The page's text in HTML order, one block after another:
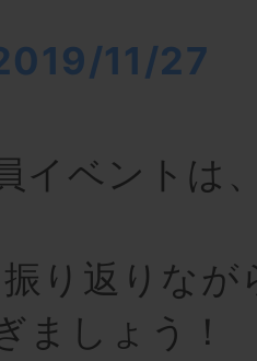
11/27
イベントは
り返りなが
ましょう！